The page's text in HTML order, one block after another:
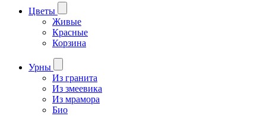
Цветы
Живые
Красные
Корзина
Урны
Из гранита
Из змеевика
Из мрамора
Био